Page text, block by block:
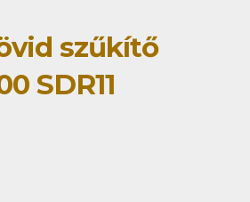
szűkítő
SDR11